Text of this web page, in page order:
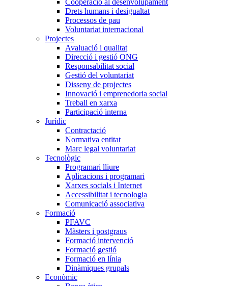
Cooperació al desenvolupament
Drets humans i desigualtat
Processos de pau
Voluntariat internacional
Projectes
Avaluació i qualitat
Direcció i gestió ONG
Responsabilitat social
Gestió del voluntariat
Disseny de projectes
Innovació i emprenedoria social
Treball en xarxa
Participació interna
Jurídic
Contractació
Normativa entitat
Marc legal voluntariat
Tecnològic
Programari lliure
Aplicacions i programari
Xarxes socials i Internet
Accessibilitat i tecnologia
Comunicació associativa
Formació
PFAVC
Màsters i postgraus
Formació intervenció
Formació gestió
Formació en línia
Dinàmiques grupals
Econòmic